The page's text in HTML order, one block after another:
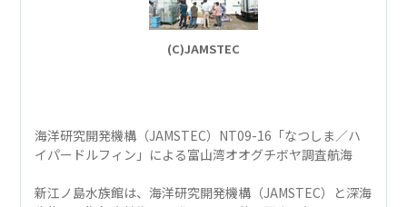
(C)JAMSTEC
海洋研究開発機構（JAMSTEC）NT09-16「なつしま／ハ
イパードルフィン」による富山湾オオグチボヤ調査航海
新江ノ島水族館は、海洋研究開発機構（JAMSTEC）と深海